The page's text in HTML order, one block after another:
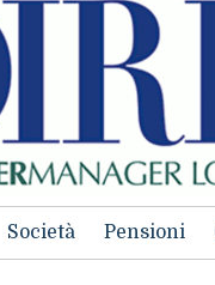
Società Pensioni